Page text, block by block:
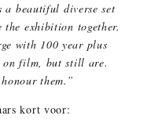
a beautiful diverse set
exhibition together.
with 100 year plus
on film, but still are.
them.”
kort voor: